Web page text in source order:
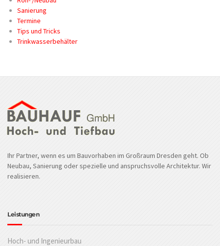
Sanierung
Termine
Tips und Tricks
Trinkwasserbehälter
Ihr Partner, wenn es um Bauvorhaben im Großraum Dresden geht. Ob
Neubau, Sanierung oder spezielle und anspruchsvolle Architektur. Wir
realisieren.
Leistungen
Hoch- und Ingenieurbau